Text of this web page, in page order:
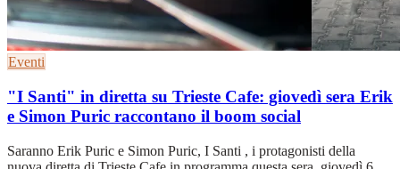
Eventi
"I Santi" in diretta su Trieste Cafe: giovedì sera Erik
e Simon Puric raccontano il boom social
Saranno Erik Puric e Simon Puric, I Santi , i protagonisti della